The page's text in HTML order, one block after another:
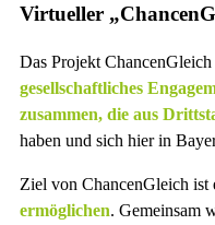
Virtueller „
Das Projekt
gesellschaftliches
zusammen, die aus
haben und sich hier in
Ziel von ChancenGleich ist
ermöglichen. Gemeinsam